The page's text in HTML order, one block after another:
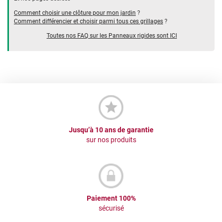
Comment choisir une clôture pour mon jardin ?
Comment différencier et choisir parmi tous ces grillages ?
Toutes nos FAQ sur les Panneaux rigides sont ICI
Jusqu’à 10 ans de garantie
sur nos produits
Paiement 100%
sécurisé